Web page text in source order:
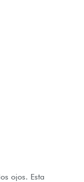
ojos. Esta